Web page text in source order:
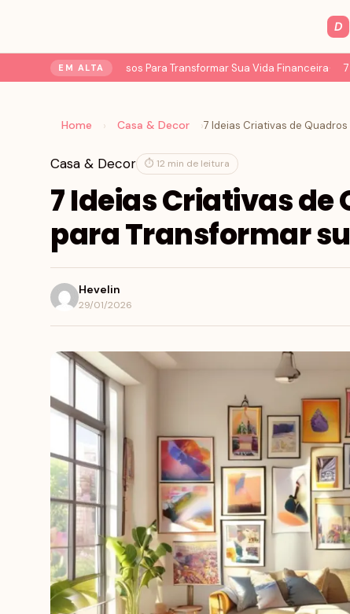
D
EM ALTA
do Dinheiro: 7 Passos Para Transformar Sua Vida Financeira 7
Home › Casa & Decor ›
Casa & Decor ⏱ 12 min de leitura
7 Ideias Criativas de
para Transformar
Hevelin
29/01/2026